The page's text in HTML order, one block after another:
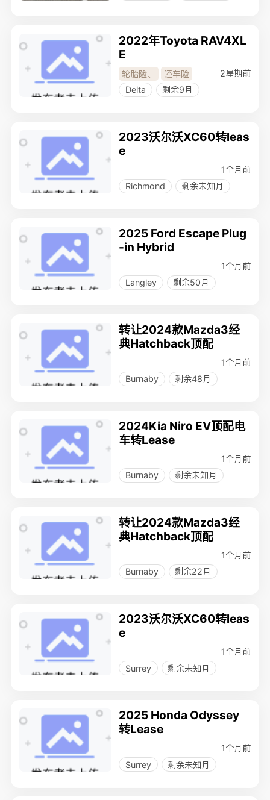
2022年Toyota RAV4XL
E
轮胎险、 还车险
2星期前
Delta
剩余9月
2023沃尔沃XC60转leas
e
1个月前
Richmond
剩余未知月
2025 Ford Escape Plug
-in Hybrid
1个月前
Langley
剩余50月
转让2024款Mazda3经
典Hatchback顶配
1个月前
Burnaby
剩余48月
2024Kia Niro EV顶配电
车转Lease
1个月前
Burnaby
剩余未知月
转让2024款Mazda3经
典Hatchback顶配
1个月前
Burnaby
剩余22月
2023沃尔沃XC60转leas
e
1个月前
Surrey
剩余未知月
2025 Honda Odyssey
转Lease
1个月前
Surrey
剩余未知月